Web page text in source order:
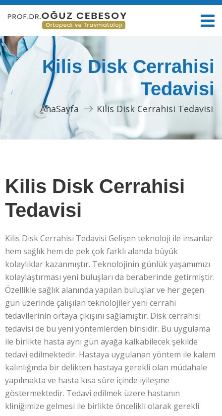
Kilis Disk Cerrahisi
Tedavisi
AnaSayfa Kilis Disk Cerrahisi Tedavisi
Kilis Disk Cerrahisi
Tedavisi
Kilis Disk Cerrahisi Tedavisi Gelişen teknoloji ile insanlar
hem sağlık hem de pek çok farklı alanda büyük
kolaylıklar kazanmıştır. Teknolojinin günlük yaşamımızı
kolaylaştırması yeni buluşları da beraberinde getirmiştir.
Özellikle sağlık alanında yapılan buluşlar ve her geçen
gün üzerinde çalışılan teknolojiler yeni cerrahi
tedavilerinin ortaya çıkışını sağlamıştır. Disk cerrahisi
tedavisi de bu yeni yöntemlerden birisidir. Bu uygulama
ile birlikte hasta aynı gün ayağa kalkabilecek şekilde
tedavi edilmektedir. Hastaya uygulanan yöntem ile kalem
kalınlığında bir delikten hastaya gerekli olan müdahale
yapılmakta ve hasta kısa süre içinde iyileşme
göstermektedir. Tedavi edilmek üzere hastanın
kliniğimize gelmesi ile birlikte öncelikli olarak gerekli